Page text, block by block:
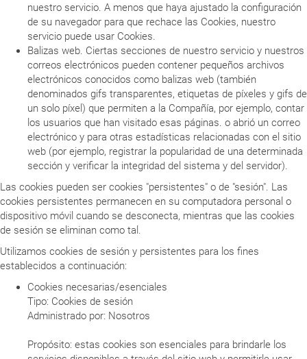
nuestro servicio. A menos que haya ajustado la configuración
de su navegador para que rechace las Cookies, nuestro
servicio puede usar Cookies.
Balizas web. Ciertas secciones de nuestro servicio y nuestros
correos electrónicos pueden contener pequeños archivos
electrónicos conocidos como balizas web (también
denominados gifs transparentes, etiquetas de píxeles y gifs de
un solo píxel) que permiten a la Compañía, por ejemplo, contar
los usuarios que han visitado esas páginas. o abrió un correo
electrónico y para otras estadísticas relacionadas con el sitio
web (por ejemplo, registrar la popularidad de una determinada
sección y verificar la integridad del sistema y del servidor).
Las cookies pueden ser cookies "persistentes" o de "sesión". Las
cookies persistentes permanecen en su computadora personal o
dispositivo móvil cuando se desconecta, mientras que las cookies
de sesión se eliminan como tal.
Utilizamos cookies de sesión y persistentes para los fines
establecidos a continuación:
Cookies necesarias/esenciales
Tipo: Cookies de sesión
Administrado por: Nosotros
Propósito: estas cookies son esenciales para brindarle los